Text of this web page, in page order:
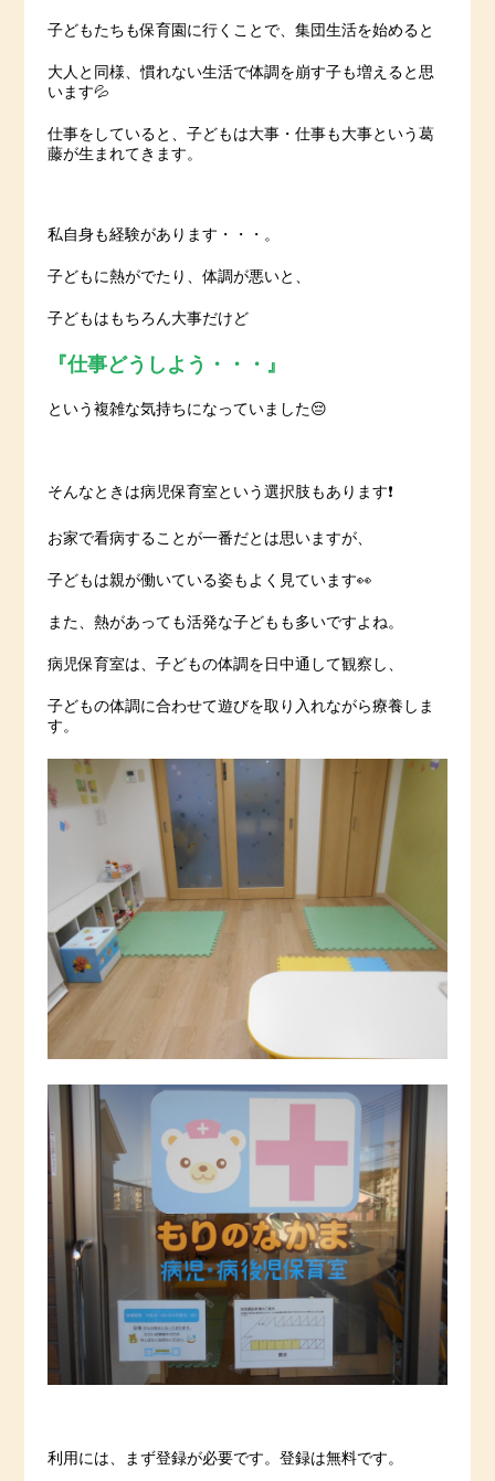
子どもたちも保育園に行くことで、集団生活を始めると
大人と同様、慣れない生活で体調を崩す子も増えると思
います💦
仕事をしていると、子どもは大事・仕事も大事という葛
藤が生まれてきます。
私自身も経験があります・・・。
子どもに熱がでたり、体調が悪いと、
子どもはもちろん大事だけど
『仕事どうしよう・・・』
という複雑な気持ちになっていました😔
そんなときは病児保育室という選択肢もあります❗️
お家で看病することが一番だとは思いますが、
子どもは親が働いている姿もよく見ています👀
また、熱があっても活発な子どもも多いですよね。
病児保育室は、子どもの体調を日中通して観察し、
子どもの体調に合わせて遊びを取り入れながら療養しま
す。
利用には、まず登録が必要です。登録は無料です。